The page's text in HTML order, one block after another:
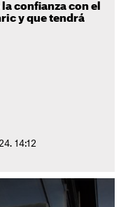
confianza con el
y que tendrá
14:12